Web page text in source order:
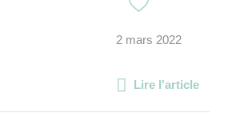
2 mars 2022
Lire l'article